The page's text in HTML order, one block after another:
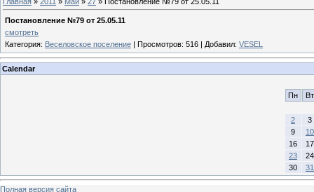
Постановление №79 от 25.05.11
смотреть
Категория: Веселовское поселение Просмотров: 516 | Добавил: VESEL
Calendar
Пн Вт
2
3
9
10
16
17
23
24
30
31
Полная версия сайта